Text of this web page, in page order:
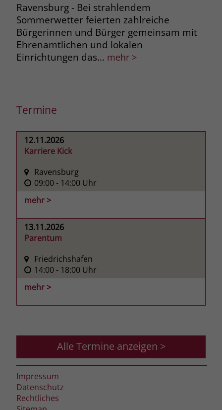
Ravensburg - Bei strahlendem
Sommerwetter feierten zahlreiche
Bürgerinnen und Bürger gemeinsam mit
Ehrenamtlichen und lokalen
Einrichtungen das… mehr >
Termine
12.11.2026
Karriere Kick
Ravensburg
09:00- 14:00 Uhr
mehr >
13.11.2026
Parentum
Friedrichshafen
14:00- 18:00 Uhr
mehr >
Alle Termine anzeigen >
Impressum
Datenschutz
Rechtliches